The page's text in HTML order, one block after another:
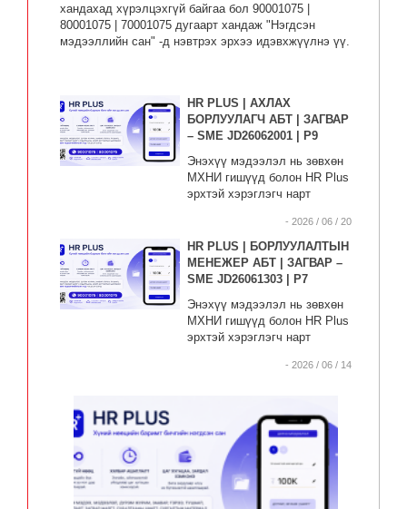
хандахад хүрэлцэхгүй байгаа бол 90001075 |
80001075 | 70001075 дугаарт хандаж "Нэгдсэн
мэдээллийн сан" -д нэвтрэх эрхээ идэвхжүүлнэ үү.
HR PLUS | АХЛАХ
БОРЛУУЛАГЧ АБТ | ЗАГВАР
– SME JD26062001 | P9
Энэхүү мэдээлэл нь зөвхөн
МХНИ гишүүд болон HR Plus
эрхтэй хэрэглэгч нарт
хэрэглэгчийн түвшин энэ
мэдээлэлд хандахад
хүрэлцэхгүй байгаа бол
90001075 | 80001075 |
"Нэгдсэн мэдээллийн сан" -д
нэвтрэх эрхээ идэвхжүүлнэ
үү.
- 2026 / 06 / 20
HR PLUS | БОРЛУУЛАЛТЫН
МЕНЕЖЕР АБТ | ЗАГВАР –
SME JD26061303 | P7
Энэхүү мэдээлэл нь зөвхөн
МХНИ гишүүд болон HR Plus
эрхтэй хэрэглэгч нарт
хэрэглэгчийн түвшин энэ
90001075 | 80001075 |
70001075 дугаарт хандаж
"Нэгдсэн мэдээллийн сан" -д
нэвтрэх эрхээ идэвхжүүлнэ
үү.
- 2026 / 06 / 14